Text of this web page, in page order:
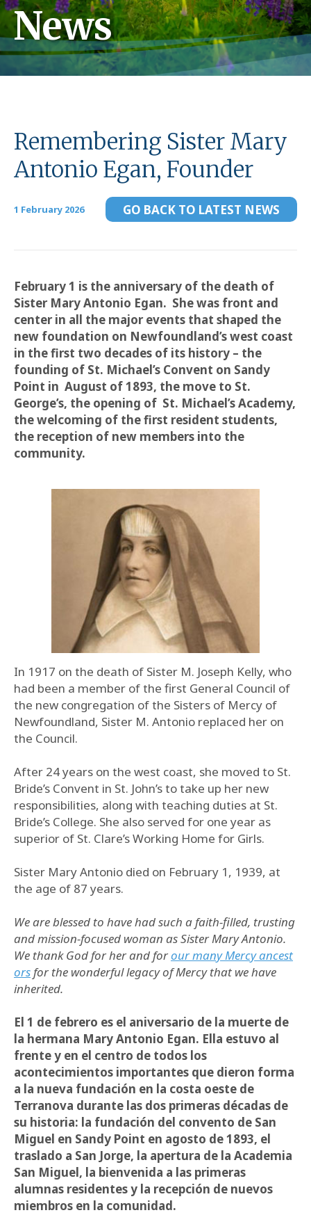
News
Remembering Sister Mary
Antonio Egan, Founder
1 February 2026 GO BACK TO LATEST NEWS
February 1 is the anniversary of the death of
Sister Mary Antonio Egan. She was front and
center in all the major events that shaped the
new foundation on Newfoundland’s west coast
in the first two decades of its history – the
founding of St. Michael’s Convent on Sandy
Point in August of 1893, the move to St.
George’s, the opening of St. Michael’s Academy,
the welcoming of the first resident students,
the reception of new members into the
community.
In 1917 on the death of Sister M. Joseph Kelly, who
had been a member of the first General Council of
the new congregation of the Sisters of Mercy of
Newfoundland, Sister M. Antonio replaced her on
the Council.
After 24 years on the west coast, she moved to St.
Bride’s Convent in St. John’s to take up her new
responsibilities, along with teaching duties at St.
Bride’s College. She also served for one year as
superior of St. Clare’s Working Home for Girls.
Sister Mary Antonio died on February 1, 1939, at
the age of 87 years.
We are blessed to have had such a faith-filled, trusting
and mission-focused woman as Sister Mary Antonio.
We thank God for her and forour many Mercy ancest
orsfor the wonderful legacy of Mercy that we have
inherited.
El 1 de febrero es el aniversario de la muerte de
la hermana Mary Antonio Egan. Ella estuvo al
frente y en el centro de todos los
acontecimientos importantes que dieron forma
a la nueva fundación en la costa oeste de
Terranova durante las dos primeras décadas de
su historia: la fundación del convento de San
Miguel en Sandy Point en agosto de 1893, el
traslado a San Jorge, la apertura de la Academia
San Miguel, la bienvenida a las primeras
alumnas residentes y la recepción de nuevos
miembros en la comunidad.